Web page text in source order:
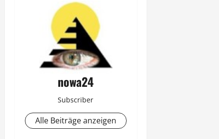
nowa24
Subscriber
Alle Beiträge anzeigen